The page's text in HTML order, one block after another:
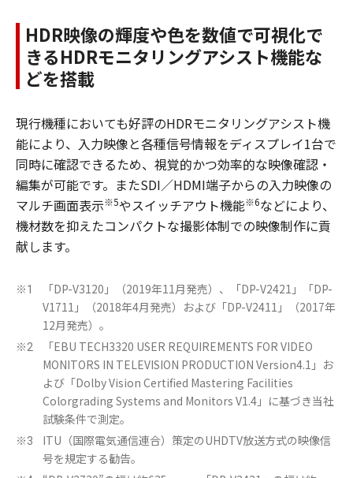
HDR映像の輝度や色を数値で可視化で
きるHDRモニタリングアシスト機能な
どを搭載
現行機種においても好評のHDRモニタリングアシスト機
能により、入力映像と各種信号情報をディスプレイ1台で
同時に確認できるため、視覚的かつ効率的な映像確認・
編集が可能です。またSDI／HDMI端子からの入力映像の
マルチ画面表示※5やスイッチアウト機能※6などにより、
機材数を抑えたコンパクトな撮影体制での映像制作に貢
献します。
※1
「DP-V3120」（2019年11月発売）、「DP-V2421」「DP-
V1711」（2018年4月発売）および「DP-V2411」（2017年
12月発売）。
※2
「EBU TECH3320 USER REQUIREMENTS FOR VIDEO
MONITORS IN TELEVISION PRODUCTION Version4.1」お
よび「Dolby Vision Certified Mastering Facilities
Colorgrading Systems and Monitors V1.4」に基づき当社
試験条件で測定。
※3
ITU（国際電気通信連合）策定のUHDTV放送方式の映像信
号を規定する勧告。